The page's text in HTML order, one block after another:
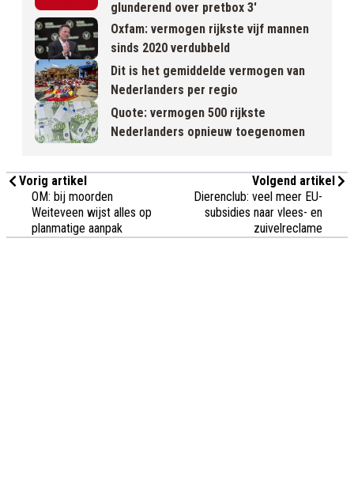
glunderend over pretbox 3'
Oxfam: vermogen rijkste vijf mannen
sinds 2020 verdubbeld
Dit is het gemiddelde vermogen van
Nederlanders per regio
Quote: vermogen 500 rijkste
Nederlanders opnieuw toegenomen
Vorig artikel
OM: bij moorden
Weiteveen wijst alles op
planmatige aanpak
Volgend artikel
Dierenclub: veel meer EU-
subsidies naar vlees- en
zuivelreclame